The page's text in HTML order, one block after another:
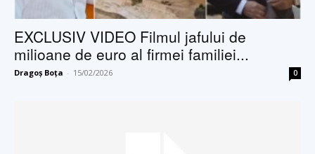
EXCLUSIV VIDEO Filmul jafului de
milioane de euro al firmei familiei...
Dragoș Boța - 15/02/2026 0